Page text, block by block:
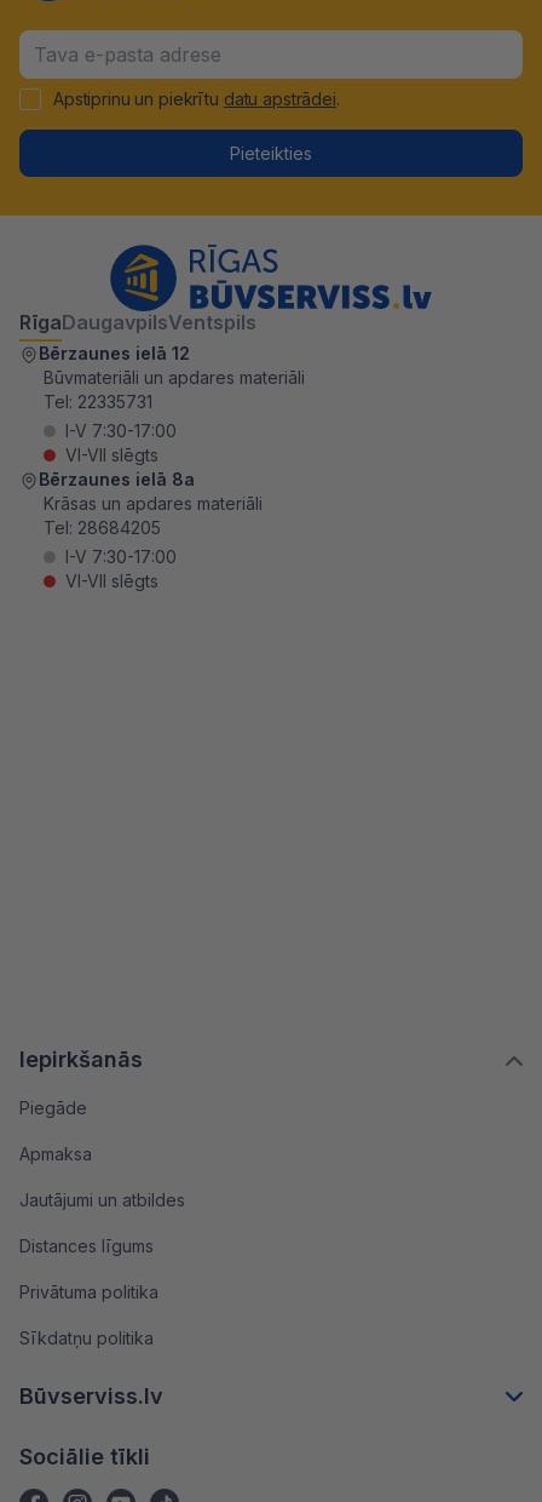
Apstiprinu un piekrītu datu apstrādei.
Pieteikties
Iepirkšanās
Piegāde
Apmaksa
Jautājumi un atbildes
Distances līgums
Privātuma politika
Sīkdatņu politika
Būvserviss.lv
Sociālie tīkli
RīgaDaugavpilsVentspils
Bērzaunes ielā 12
Būvmateriāli un apdares materiāli
Tel: 22335731
I-V 7:30-17:00
VI-VII slēgts
Bērzaunes ielā 8a
Krāsas un apdares materiāli
Tel: 28684205
I-V 7:30-17:00
VI-VII slēgts